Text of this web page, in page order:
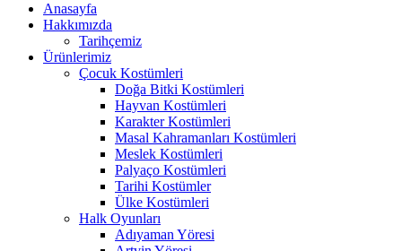
Anasayfa
Hakkımızda
Tarihçemiz
Ürünlerimiz
Çocuk Kostümleri
Doğa Bitki Kostümleri
Hayvan Kostümleri
Karakter Kostümleri
Masal Kahramanları Kostümleri
Meslek Kostümleri
Palyaço Kostümleri
Tarihi Kostümler
Ülke Kostümleri
Halk Oyunları
Adıyaman Yöresi